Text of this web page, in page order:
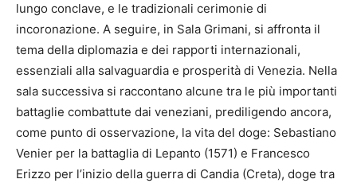
lungo conclave, e le tradizionali cerimonie di
incoronazione. A seguire, in Sala Grimani, si affronta il
tema della diplomazia e dei rapporti internazionali,
essenziali alla salvaguardia e prosperità di Venezia. Nella
sala successiva si raccontano alcune tra le più importanti
battaglie combattute dai veneziani, prediligendo ancora,
come punto di osservazione, la vita del doge: Sebastiano
Venier per la battaglia di Lepanto (1571) e Francesco
Erizzo per l’inizio della guerra di Candia (Creta), doge tra